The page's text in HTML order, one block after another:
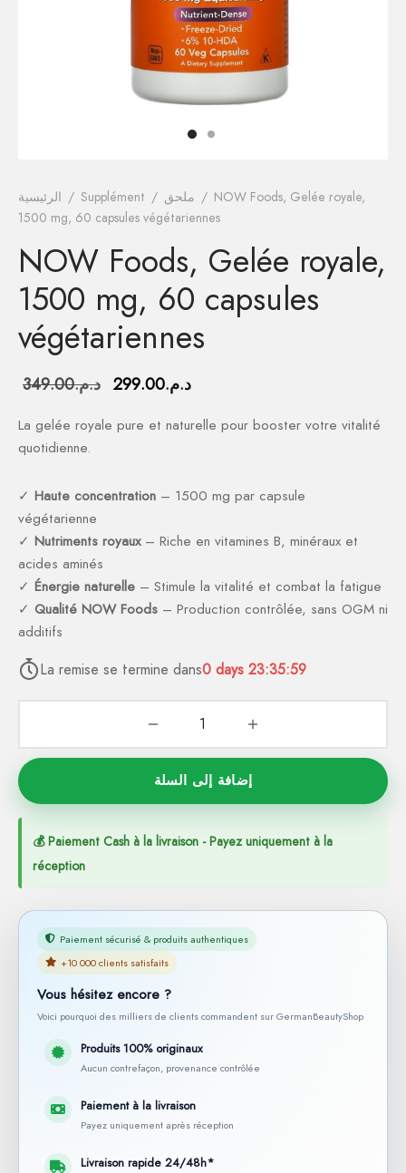
الرئيسية / Supplément / ملحق / NOW Foods, Gelée royale,
1500 mg, 60 capsules végétariennes
NOW Foods, Gelée royale,
1500 mg, 60 capsules
végétariennes
د.م.349.00
السعر
د.م.349.00.
د.م.299.00
د.م.299.00.
La gelée royale pure et naturelle pour booster votre vitalité
quotidienne.
✓ Haute concentration – 1500 mg par capsule
végétarienne
✓ Nutriments royaux– Riche en vitamines B, minéraux et
acides aminés
✓ Énergie naturelle – Stimule la vitalité et combat la fatigue
✓ Qualité NOW Foods – Production contrôlée, sans OGM ni
additifs
La remise se termine dans0 days 23:35:58
إضافة إلى السلة
💰 Paiement Cash à la livraison - Payez uniquement à la
réception
Paiement sécurisé & produits authentiques
+10 000 clients satisfaits
Vous hésitez encore ?
Voici pourquoi des milliers de clients commandent sur GermanBeautyShop
Produits 100% originaux
Aucun contrefaçon, provenance contrôlée
Paiement à la livraison
Payez uniquement après réception
Livraison rapide 24/48h*